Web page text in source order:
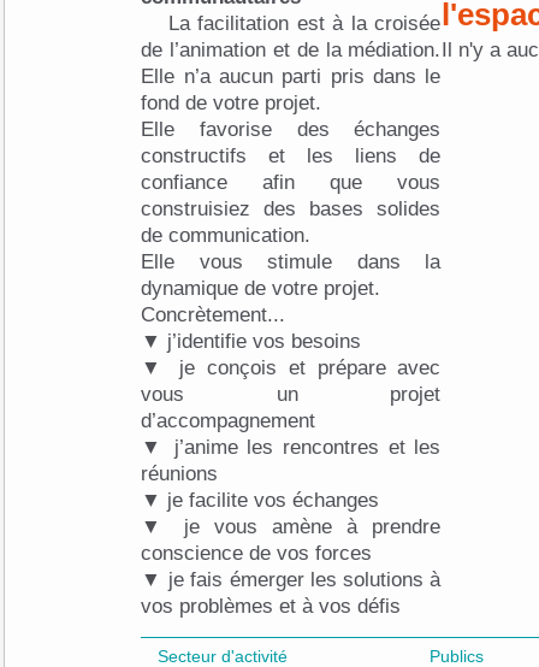
La facilitation est à la croisée
de l’animation et de la médiation.
Elle n’a aucun parti pris dans le
fond de votre projet.
Elle favorise des échanges
constructifs et les liens de
confiance afin que vous
construisiez des bases solides
de communication.
Elle vous stimule dans la
dynamique de votre projet.
Concrètement...
▼ j’identifie vos besoins
▼ je conçois et prépare avec
vous un projet
d’accompagnement
▼ j’anime les rencontres et les
réunions
▼ je facilite vos échanges
▼ je vous amène à prendre
conscience de vos forces
▼ je fais émerger les solutions à
vos problèmes et à vos défis
Il n'y a
Secteur d'activité
Publics